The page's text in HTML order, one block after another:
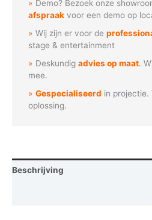
aantal
Demo? Bezoek onze
afspraak voor een demo op
Wij zijn er voor de
stage & entertainment
Deskundigadvies op maat.
mee.
Gespecialiseerd in projectie.
oplossing.
Beschrijving